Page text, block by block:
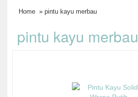
Home » pintu kayu merbau
pintu kayu merbau